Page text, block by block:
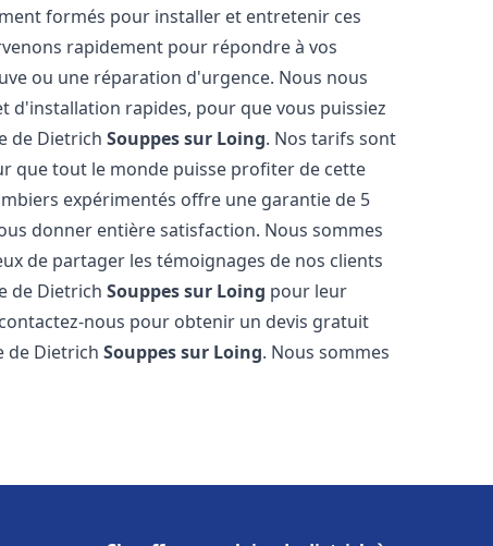
formés pour installer et entretenir ces
rapidement pour répondre à vos
ou une réparation d'urgence. Nous nous
d'installation rapides, pour que vous puissiez
de DietrichSouppes sur Loing. Nos tarifs sont
que tout le monde puisse profiter de cette
expérimentés offre une garantie de 5
donner entière satisfaction. Nous sommes
de partager les témoignages de nos clients
de DietrichSouppes sur Loing pour leur
nous pour obtenir un devis gratuit
de DietrichSouppes sur Loing. Nous sommes